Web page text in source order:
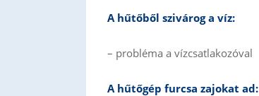
A hűtőből szivárog a víz:
– probléma a vízcsatlakozóval
A hűtőgép furcsa zajokat ad: